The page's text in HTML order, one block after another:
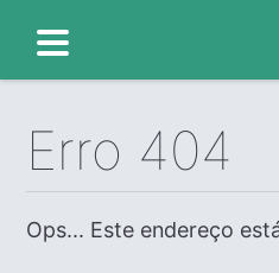
Erro 404
Ops... Este endereço